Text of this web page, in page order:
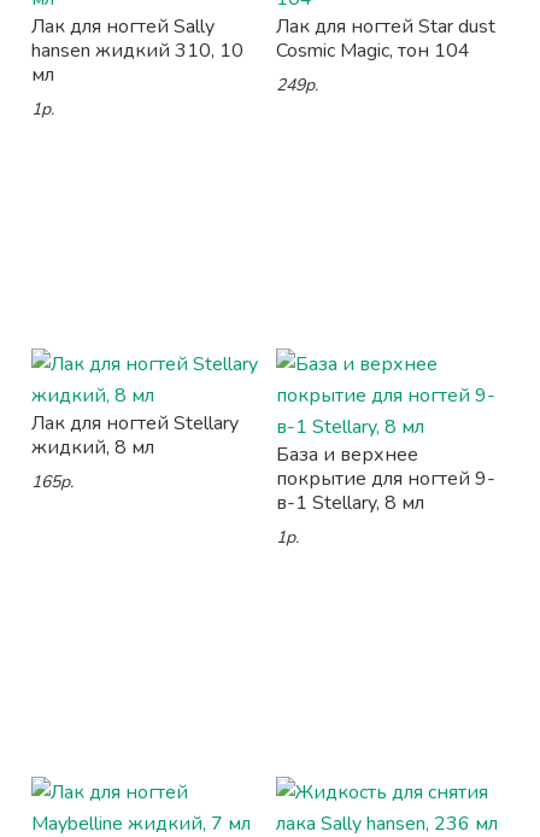
Лак для ногтей Sally
hansen жидкий 310, 10
мл
1р.
Лак для ногтей Star dust
Cosmic Magic, тон 104
249р.
Лак для ногтей Stellary
жидкий, 8 мл
165р.
База и верхнее
покрытие для ногтей 9-
в-1 Stellary, 8 мл
1р.